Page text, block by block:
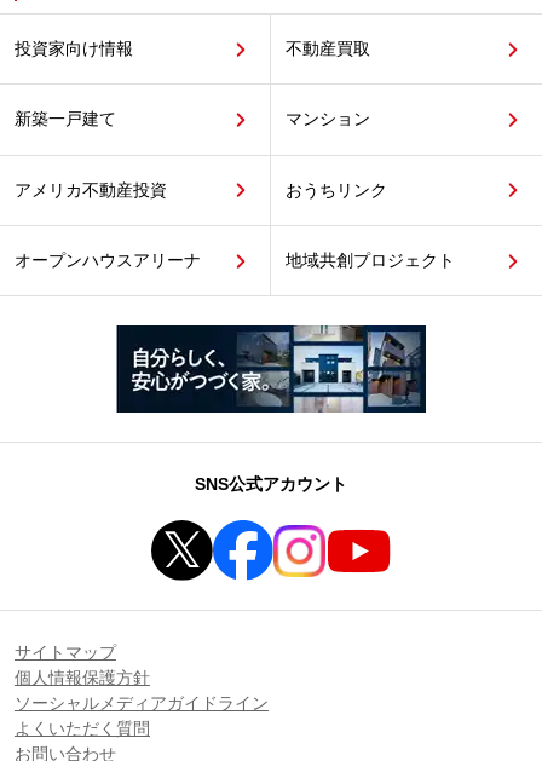
投資家向け情報 不動産買取
新築一戸建て マンション
アメリカ不動産投資 おうちリンク
オープンハウスアリーナ 地域共創プロジェクト
SNS公式アカウント
サイトマップ
個人情報保護方針
ソーシャルメディアガイドライン
よくいただく質問
お問い合わせ